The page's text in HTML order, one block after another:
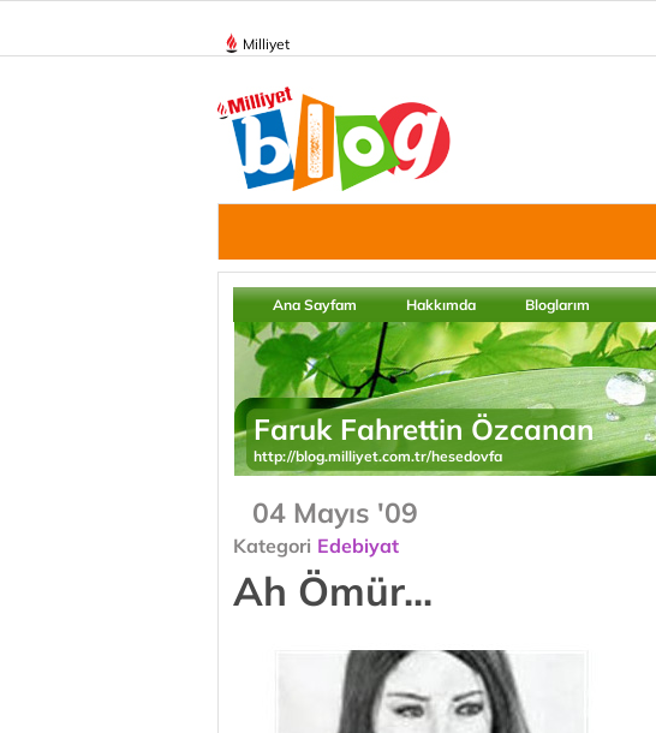
Milliyet
Ana Sayfam Hakkımda Bloglarım
Faruk Fahrettin Özcanan
http://blog.milliyet.com.tr/hesedovfa
04 Mayıs '09
Kategori Edebiyat
Ah Ömür...